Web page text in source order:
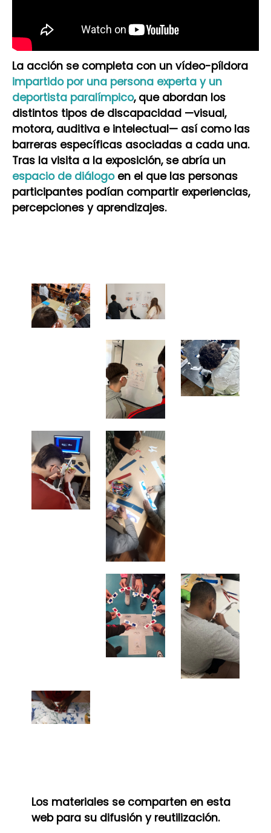
La acción se completa con un vídeo-píldora
impartido por una persona experta y un
deportista paralímpico, que abordan los
distintos tipos de discapacidad —visual,
motora, auditiva e intelectual— así como las
barreras específicas asociadas a cada una.
Tras la visita a la exposición, se abría un
espacio de diálogoen el que las personas
participantes podían compartir experiencias,
percepciones y aprendizajes.
Los materiales se comparten en esta
web para su difusión y reutilización.